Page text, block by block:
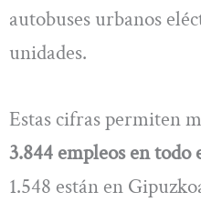
autobuses urbanos
unidades.
Estas cifras permiten
3.844 empleos en todo
1.548 están en